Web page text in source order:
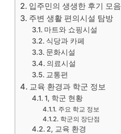
입주민의 생생한 후기 모음
주변 생활 편의시설 탐방
마트와 쇼핑시설
식당과 카페
문화시설
의료시설
교통편
교육 환경과 학군 정보
1, 학군 현황
주요 학교 정보
학군의 장단점
2, 교육 환경